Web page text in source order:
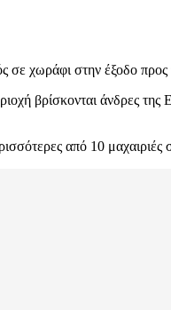
σε χωράφι στην έξοδο προς
βρίσκονται άνδρες
από 10